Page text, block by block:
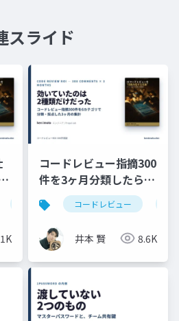
スライド
claudecode coderabbit
コードレビュー指摘300
件を3ヶ月分類したら効
いていたのは2種類だけ
だった ─ Bug/Spec死
守・残り4種類はPRか
ら外す
コードレビュー
井本 賢 8.6K